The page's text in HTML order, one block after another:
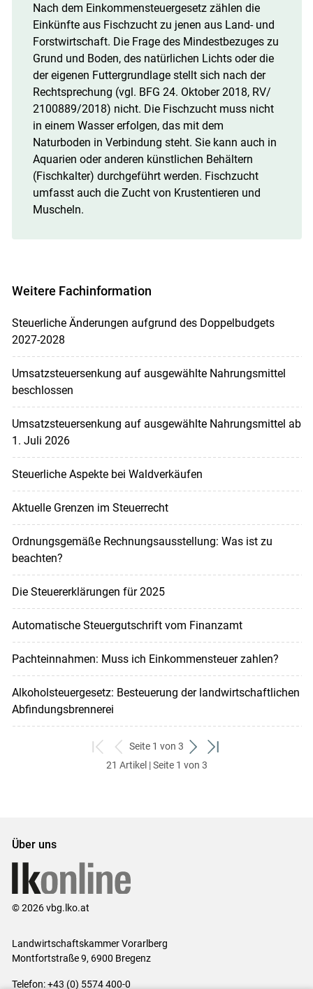
Nach dem Einkommensteuergesetz zählen die
Einkünfte aus Fischzucht zu jenen aus Land- und
Forstwirtschaft. Die Frage des Mindestbezuges zu
Grund und Boden, des natürlichen Lichts oder die
der eigenen Futtergrundlage stellt sich nach der
Rechtsprechung (vgl. BFG 24. Oktober 2018, RV/​
2100889/​2018) nicht. Die Fischzucht muss nicht
in einem Wasser erfolgen, das mit dem
Naturboden in Verbindung steht. Sie kann auch in
Aquarien oder anderen künstlichen Behältern
(Fischkalter) durchgeführt werden. ­Fischzucht
umfasst auch die Zucht von Krustentieren und
Muscheln.
Weitere Fachinformation
Steuerliche Änderungen aufgrund des Doppelbudgets
2027-2028
Umsatzsteuersenkung auf ausgewählte Nahrungsmittel
beschlossen
Umsatzsteuersenkung auf ausgewählte Nahrungsmittel ab
1. Juli 2026
Steuerliche Aspekte bei Waldverkäufen
Aktuelle Grenzen im Steuerrecht
Ordnungsgemäße Rechnungsausstellung: Was ist zu
beachten?
Die Steuererklärungen für 2025
Automatische Steuergutschrift vom Finanzamt
Pachteinnahmen: Muss ich Einkommensteuer zahlen?
Alkoholsteuergesetz: Besteuerung der landwirtschaftlichen
Abfindungsbrennerei
zum
ersten
zurück
zum
Seite 1 von 3
weiter
zum
zum
21 Artikel | Seite 1 von 3
Über uns
© 2026 vbg.lko.at
Landwirtschaftskammer Vorarlberg
Montfortstraße 9, 6900 Bregenz
Telefon: +43 (0) 5574 400-0